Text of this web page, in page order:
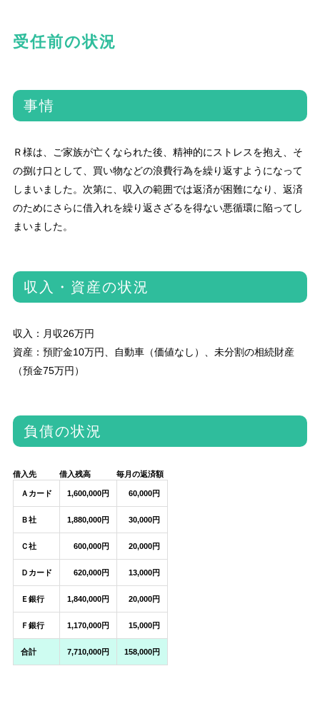
受任前の状況
事情
Ｒ様は、ご家族が亡くなられた後、精神的にストレスを抱え、そ
の捌け口として、買い物などの浪費行為を繰り返すようになって
しまいました。次第に、収入の範囲では返済が困難になり、返済
のためにさらに借入れを繰り返さざるを得ない悪循環に陥ってし
まいました。
収入・資産の状況
収入：月収26万円
資産：預貯金10万円、自動車（価値なし）、未分割の相続財産
（預金75万円）
負債の状況
借入先 借入残高 毎月の返済額
Ａカード 1,600,000円 60,000円
Ｂ社 1,880,000円 30,000円
Ｃ社 600,000円 20,000円
Ｄカード 620,000円 13,000円
Ｅ銀行 1,840,000円 20,000円
Ｆ銀行 1,170,000円 15,000円
合計 7,710,000円 158,000円